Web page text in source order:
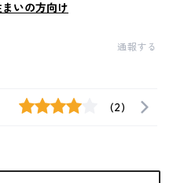
いの方向け
通報する
(2)